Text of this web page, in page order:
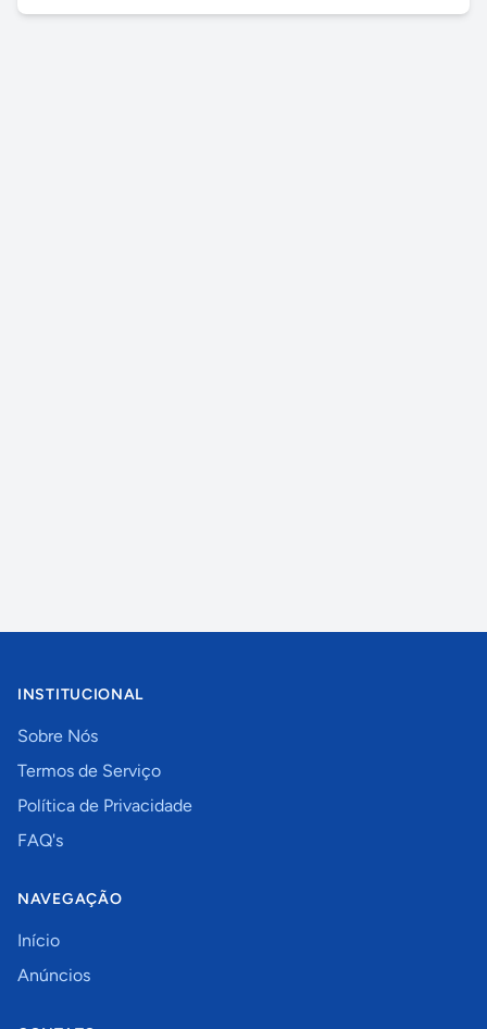
INSTITUCIONAL
Sobre Nós
Termos de Serviço
Política de Privacidade
FAQ's
NAVEGAÇÃO
Início
Anúncios